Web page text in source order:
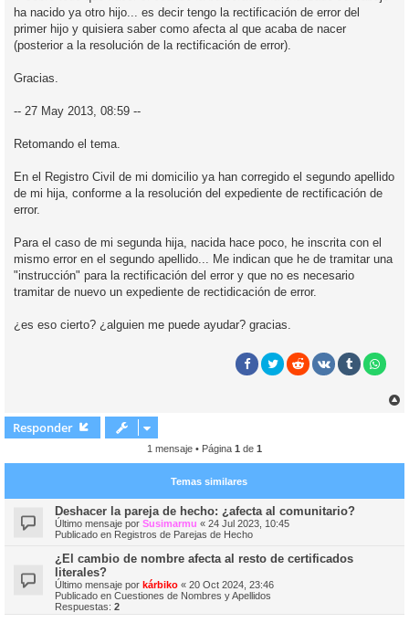
ha nacido ya otro hijo... es decir tengo la rectificación de error del
primer hijo y quisiera saber como afecta al que acaba de nacer
(posterior a la resolución de la rectificación de error).
Gracias.
-- 27 May 2013, 08:59 --
Retomando el tema.
En el Registro Civil de mi domicilio ya han corregido el segundo apellido
de mi hija, conforme a la resolución del expediente de rectificación de
error.
Para el caso de mi segunda hija, nacida hace poco, he inscrita con el
mismo error en el segundo apellido... Me indican que he de tramitar una
"instrucción" para la rectificación del error y que no es necesario
tramitar de nuevo un expediente de rectidicación de error.
¿es eso cierto? ¿alguien me puede ayudar? gracias.
a
Responder
1 mensaje • Página 1 de 1
Temas similares
Deshacer la pareja de hecho: ¿afecta al comunitario?
Último mensaje por Susimarmu « 24 Jul 2023, 10:45
Publicado en Registros de Parejas de Hecho
¿El cambio de nombre afecta al resto de certificados
literales?
Último mensaje por kárbiko « 20 Oct 2024, 23:46
Publicado en Cuestiones de Nombres y Apellidos
Respuestas: 2